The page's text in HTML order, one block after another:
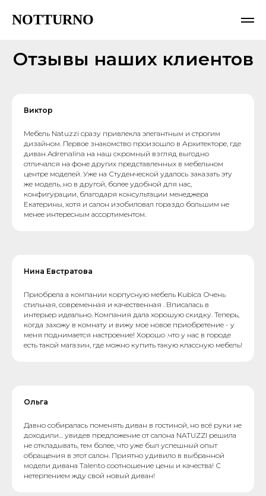
NOTTURNO
Отзывы наших клиентов
Виктор
Мебель Natuzzi сразу привлекла элегантным и строгим
дизайном. Первое знакомство произошло в Архитекторе, где
диван Adrenalina на наш скромный взгляд выгодно
отличался на фоне других представленных в мебельном
центре моделей. Уже на Студенческой удалось заказать эту
же модель, но в другой, более удобной для нас,
конфигурации, благодаря консультации менеджера
Екатерины, хотя и салон изобиловал гораздо большим не
менее интересным ассортиментом.
Нина Евстратова
Приобрела а компании корпусную мебель Kubica Очень
стильная, современная и качественная . Вписалась в
интерьер идеально. Компания дала хорошую скидку. Теперь,
когда захожу в комнату и вижу мое новое приобретение - у
меня поднимается настроение! Хорошо .что у нас в городе
есть такой магазин, где можно купить такую классную мебель!
Ольга
Давно собиралась поменять диван в гостиной, но всё руки не
доходили… увидев предложение от салона NATUZZI решила
не откладывать, тем более, что уже был успешный опыт
обращения в этот салон. Приятно удивило в выбранной
модели дивана Talento соотношение цены и качества! С
нетерпением жду свой новый диван!